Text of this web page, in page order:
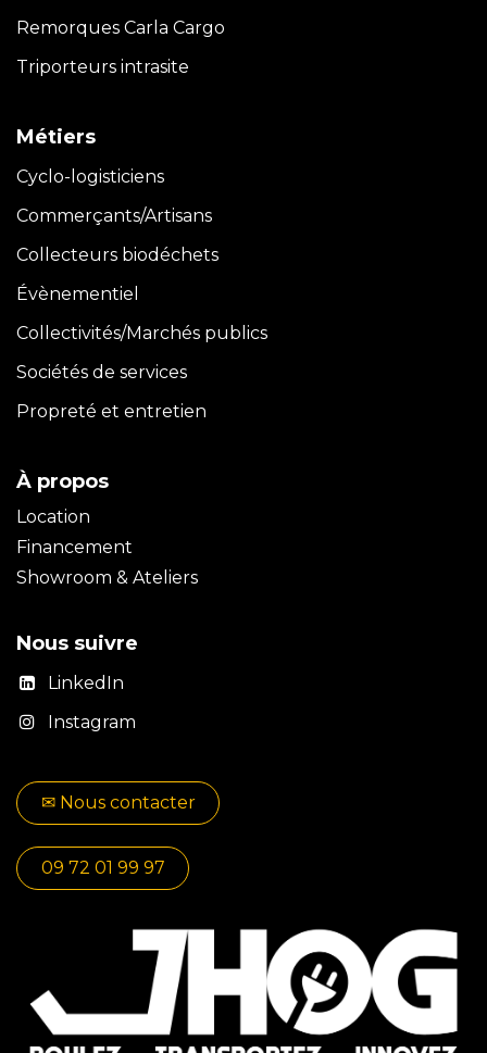
Remorques Carla Cargo
Triporteurs intrasite
Métiers
Cyclo-logisticiens
Commerçants/Artisans
Collecteurs biodéchets
Évènementiel
Collectivités/Marchés publics
Sociétés de services
Propreté et entretien
À propos
Location
Financement
Showroom & Ateliers
Nous suivre
LinkedIn
Instagram
✉​​ No​​​​us contacter
09 72 01 99 97